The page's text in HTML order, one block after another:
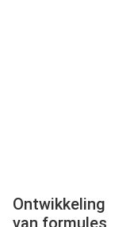
Ontwikkeling
van formules